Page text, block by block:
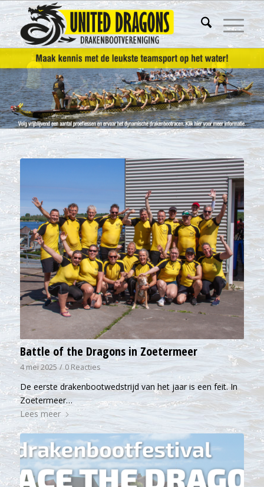
Battle of the Dragons in Zoetermeer
4 mei 2025 / 0 Reacties
De eerste drakenbootwedstrijd van het jaar is een feit. In
Zoetermeer…
Lees meer